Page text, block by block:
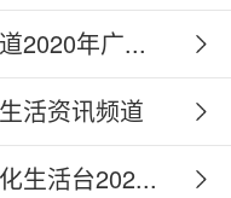
2020年广...
活资讯频道
生活台202...